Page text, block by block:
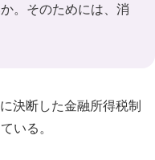
。そのためには、消
決断した金融所得税制
いる。